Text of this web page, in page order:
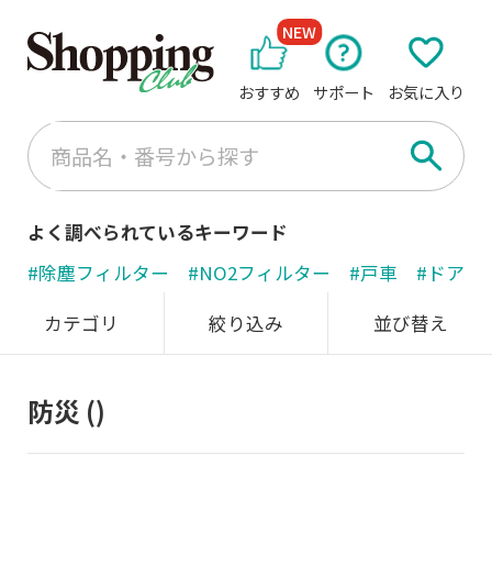
おすすめ
NEW
サポート お気に入り
よく調べられているキーワード
#除塵フィルター
#NO2フィルター #戸車
#ドアノ
カテゴリ
絞り込み 並び替え
防災 ()